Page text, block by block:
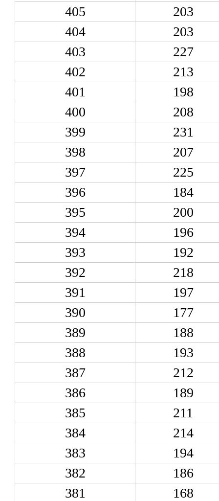
405
203
404
203
403
227
402
213
401
198
400
208
399
231
398
207
397
225
396
184
395
200
394
196
393
192
392
218
391
197
390
177
389
188
388
193
387
212
386
189
385
211
384
214
383
194
382
186
381
168